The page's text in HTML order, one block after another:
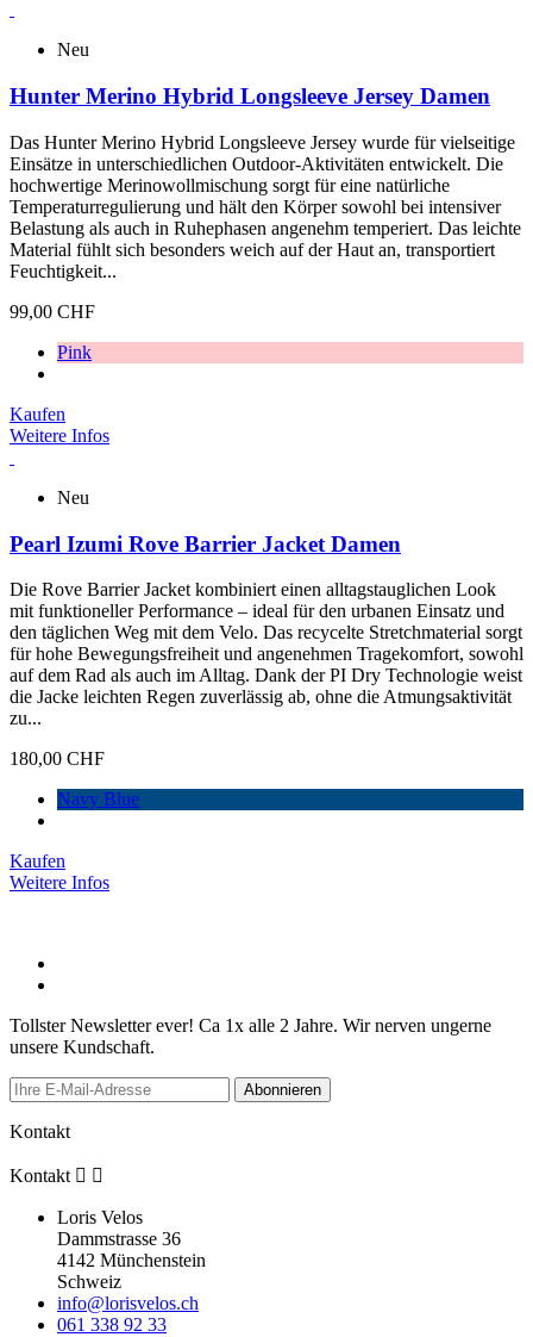
Neu
Hunter Merino Hybrid Longsleeve Jersey Damen
Das Hunter Merino Hybrid Longsleeve Jersey wurde für vielseitige
Einsätze in unterschiedlichen Outdoor-Aktivitäten entwickelt. Die
hochwertige Merinowollmischung sorgt für eine natürliche
Temperaturregulierung und hält den Körper sowohl bei intensiver
Belastung als auch in Ruhephasen angenehm temperiert. Das leichte
Material fühlt sich besonders weich auf der Haut an, transportiert
Feuchtigkeit...
99,00 CHF
Pink
Kaufen
Weitere Infos
Neu
Pearl Izumi Rove Barrier Jacket Damen
Die Rove Barrier Jacket kombiniert einen alltagstauglichen Look
mit funktioneller Performance – ideal für den urbanen Einsatz und
den täglichen Weg mit dem Velo. Das recycelte Stretchmaterial sorgt
für hohe Bewegungsfreiheit und angenehmen Tragekomfort, sowohl
auf dem Rad als auch im Alltag. Dank der PI Dry Technologie weist
die Jacke leichten Regen zuverlässig ab, ohne die Atmungsaktivität
zu...
180,00 CHF
Navy Blue
Kaufen
Weitere Infos
Tollster Newsletter ever! Ca 1x alle 2 Jahre. Wir nerven ungerne
unsere Kundschaft.
Abonnieren
Kontakt
Kontakt  
Loris Velos
Dammstrasse 36
4142 Münchenstein
Schweiz
info@lorisvelos.ch
061 338 92 33